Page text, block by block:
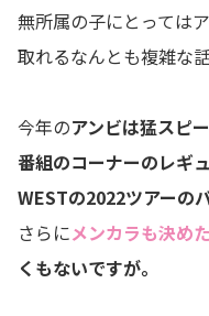
無所属の子にとっては
取れるなんとも複雑な話
今年のアンビは猛スピ
番組のコーナーのレギ
WESTの2022ツアーの
さらにメンカラも決めた
くもないですが。